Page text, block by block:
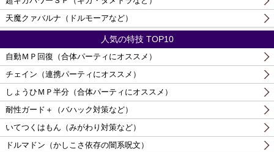
天魔クァバルナ（ドルモーアなど）
人気の特技 TOP10
自動ＭＰ回復（合体パーティにオススメ）
チェイン（連携パーティにオススメ）
しょうひＭＰ半分（合体パーティにオススメ）
耐性ガード＋（バハック対策など）
いてつくはもん（みがわり対策など）
ドルマドン（かしこさ依存の闇系呪文）